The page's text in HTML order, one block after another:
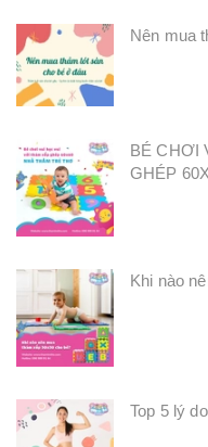
Nên mua
BÉ CHƠI
GHÉP
Khi nào
Top 5 lý